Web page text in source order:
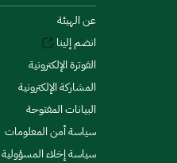
عن الهيئة
انضم إلينا
الفوترة الإلكترونية
المشاركة الإلكترونية
البيانات المفتوحة
سياسة أمن المعلومات
سياسة إخلاء المسؤولية